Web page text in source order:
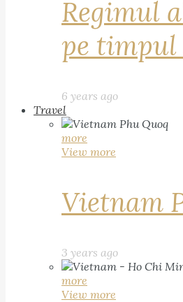
Regimul
pe
6 years ago
Travel
more
View more
Vietnam
3 years ago
more
View more